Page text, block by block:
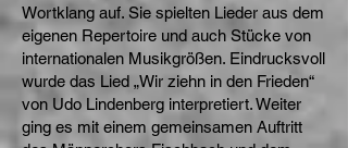
Wortklang auf. Sie spielten Lieder aus dem
eigenen Repertoire und auch Stücke von
internationalen Musikgrößen. Eindrucksvoll
wurde das Lied „Wir ziehn in den Frieden“
von Udo Lindenberg interpretiert. Weiter
ging es mit einem gemeinsamen Auftritt